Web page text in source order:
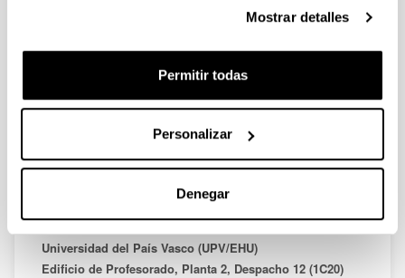
Mostrar detalles
Permitir todas
Personalizar
Denegar
DEPARTAMENTO DE MÉTODOS CUANTITATIVOS
Facultad de Economía y Empresa
Universidad del País Vasco (UPV/EHU)
Edificio de Profesorado, Planta 2, Despacho 12 (1C20)